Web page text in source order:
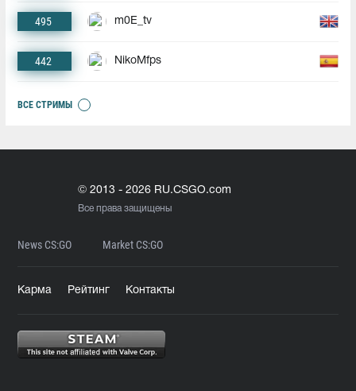
495 m0E_tv
442 NikoMfps
ВСЕ СТРИМЫ
© 2013 - 2026 RU.CSGO.com
Все права защищены
News CS:GO Market CS:GO
Карма Рейтинг Контакты